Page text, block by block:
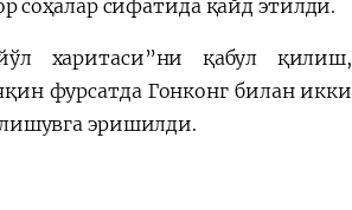
соҳалар сифатида қайд этилди.
харитаси”ни қабул қилиш,
фурсатда Гонконг билан икки
эришилди.